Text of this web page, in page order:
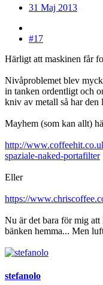
31 Maj 2013
#17
Härligt att maskinen får
Nivåproblemet blev
in tanken ordentligt och
kniv av metall så har
Mayhem (som kan allt)
http://
spaziale-naked-portafilter
Eller
https://
Nu är det bara för mig
bänken hemma... Men
stefanolo